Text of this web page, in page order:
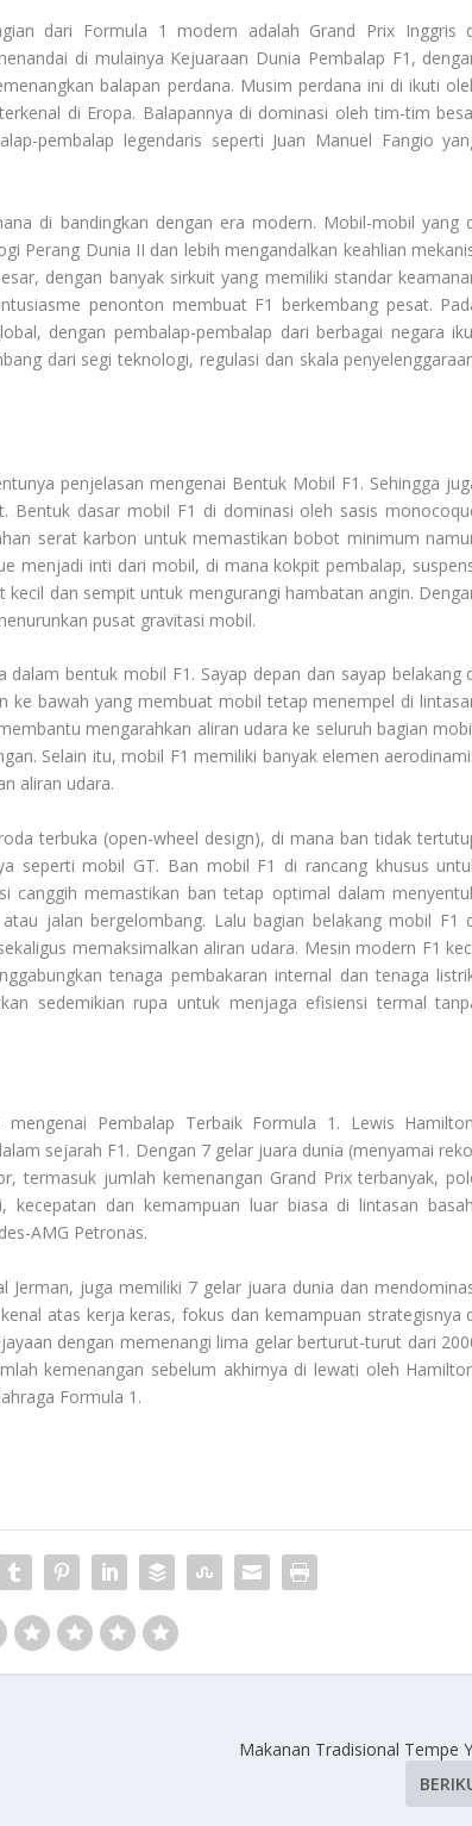
dari Formula 1 modern adalah Grand Prix Inggris
di mulainya Kejuaraan Dunia Pembalap F1,
balapan perdana. Musim perdana ini di ikuti
di Eropa. Balapannya di dominasi oleh tim-tim
pembalap legendaris seperti Juan Manuel Fangio
di bandingkan dengan era modern. Mobil-mobil yang
Perang Dunia II dan lebih mengandalkan keahlian
dengan banyak sirkuit yang memiliki standar
penonton membuat F1 berkembang pesat.
dengan pembalap-pembalap dari berbagai negara
dari segi teknologi, regulasi dan skala
penjelasan mengenai Bentuk Mobil F1 . Sehingga
Bentuk dasar mobil F1 di dominasi oleh sasis
serat karbon untuk memastikan bobot minimum
menjadi inti dari mobil, di mana kokpit pembalap,
dan sempit untuk mengurangi hambatan angin.
pusat gravitasi mobil.
bentuk mobil F1. Sayap depan dan sayap belakang
ke bawah yang membuat mobil tetap menempel di
mengarahkan aliran udara ke seluruh bagian
Selain itu, mobil F1 memiliki banyak elemen
aliran udara.
terbuka (open-wheel design), di mana ban tidak
seperti mobil GT. Ban mobil F1 di rancang khusus
canggih memastikan ban tetap optimal dalam
jalan bergelombang. Lalu bagian belakang mobil F1
memaksimalkan aliran udara. Mesin modern F1
tenaga pembakaran internal dan tenaga
sedemikian rupa untuk menjaga efisiensi termal
Pembalap Terbaik Formula 1 . Lewis
sejarah F1. Dengan 7 gelar juara dunia (menyamai
termasuk jumlah kemenangan Grand Prix terbanyak,
dan kemampuan luar biasa di lintasan
AMG Petronas.
Jerman, juga memiliki 7 gelar juara dunia dan
atas kerja keras, fokus dan kemampuan strategisnya
dengan memenangi lima gelar berturut-turut dari
kemenangan sebelum akhirnya di lewati oleh
Formula 1 .
Makanan Tradisional Tempe